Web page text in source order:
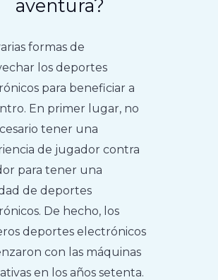
aventura?
formas de
los deportes
para beneficiar a
En primer lugar, no
tener una
de jugador contra
para tener una
de deportes
De hecho, los
deportes electrónicos
con las máquinas
en los años setenta.